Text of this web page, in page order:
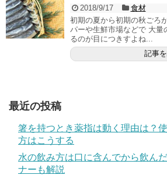
2018/9/17
食材
初期の夏から初期の秋ごろ
パーや生鮮市場などで 大
るのが目につきすよね...
記事
最近の投稿
箸を持つとき薬指は動く理由は？
方はこうする
水の飲み方は口に含んでから飲ん
ナーも解説